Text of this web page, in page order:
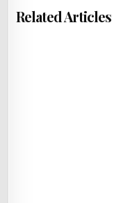
Related Articles